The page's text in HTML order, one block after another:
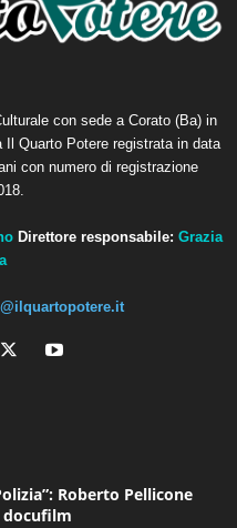
con sede a Corato (Ba) in
Quarto Potere registrata in data
con numero di registrazione
Direttore responsabile: Grazia
Roberto Pellicone
docufilm